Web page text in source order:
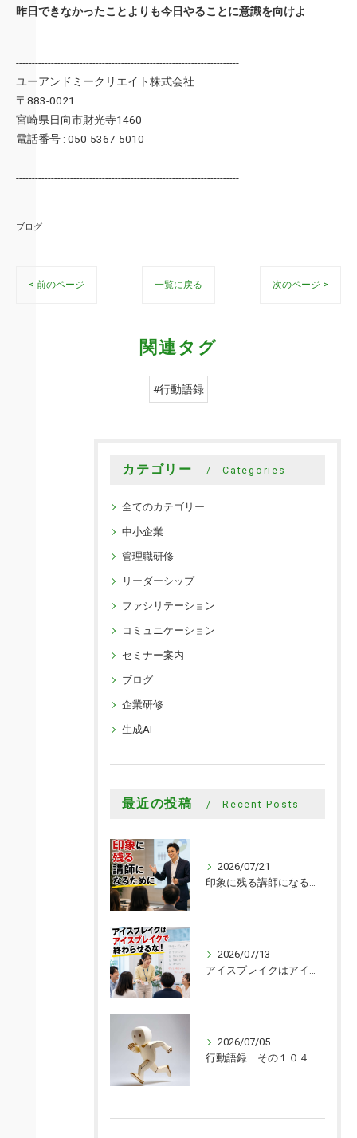
昨日できなかったことよりも今日やることに意識を向けよ
----------------------------------------------------------------------
ユーアンドミークリエイト株式会社
〒883-0021
宮崎県日向市財光寺1460
電話番号 : 050-5367-5010
----------------------------------------------------------------------
ブログ
< 前のページ 一覧に戻る 次のページ >
関連タグ
#行動語録
カテゴリー Categories
全てのカテゴリー
中小企業
管理職研修
リーダーシップ
ファシリテーション
コミュニケーション
セミナー案内
ブログ
企業研修
生成AI
最近の投稿 Recent Posts
2026/07/21
印象に残る講師になるために
2026/07/13
アイスブレイクはアイスブレイクで終わらせるな！
2026/07/05
行動語録 その１０４０ 行動あるのみ！